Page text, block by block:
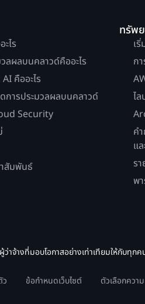
ไร
ลผลบนคลาวด์คืออะไร
คืออะไร
การประมวลผลบนคลาวด์
Security
สัมพันธ์
ทรัพ
เ
ก
ไ
ค
แ
ร
พ
าจ้างที่มอบโอกาสอย่างเท่าเทียมให้กับ
ว
ข้อกำหนดเว็บไซต์ ตัวเลือกคว